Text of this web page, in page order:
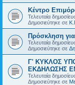
Κέντρο
Τελευταία
Δημοσιεύτηκε σε
Πρόσκληση
Τελευταία
Δημοσιεύτηκε σε
Γ' ΚΥΚΛΟΣ
ΕΚΔΗΛΩΣΗΣ
Τελευταία
Δημοσιεύτηκε σε